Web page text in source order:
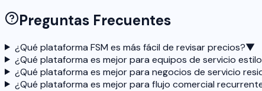
Preguntas Frecuentes
¿Qué plataforma FSM es más fácil de revisar precios?▼
¿Qué plataforma es mejor para equipos de servicio
¿Qué plataforma es mejor para negocios de servicio
¿Qué plataforma es mejor para flujo comercial